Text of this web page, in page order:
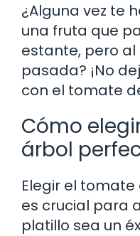
¿Alguna vez te
una fruta que
estante, pero
pasada? ¡No
con el tomate
Cómo
árbol
Elegir el
es crucial para
platillo sea un